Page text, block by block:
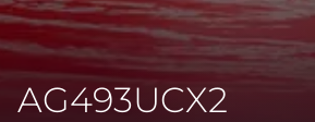
AG493UCX2